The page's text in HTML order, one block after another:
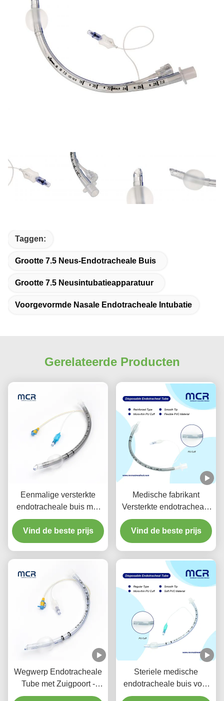
Taggen:
Grootte 7.5 Neus-Endotracheale Buis
Grootte 7.5 Neusintubatieapparatuur
Voorgevormde Nasale Endotracheale Intubatie
Gerelateerde Producten
Eenmalige versterkte
endotracheale buis met
zuigpoort voor VAP-
preventie
Vind de beste prijs
Medische fabrikant
Versterkte endotracheale
buis voor eenmalig
gebruik DEHPvrij
Vind de beste prijs
Wegwerp Endotracheale
Tube met Zuigpoort -
DEHP-vrij Transparant
Steriele medische
endotracheale buis voor
alle maten met CE ISO